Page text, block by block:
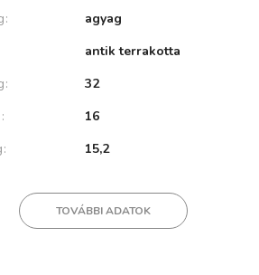
agyag
antik terrakotta
32
16
15,2
TOVÁBBI ADATOK